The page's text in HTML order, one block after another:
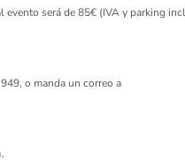
evento será de 85€ (IVA y parking
o manda un correo a